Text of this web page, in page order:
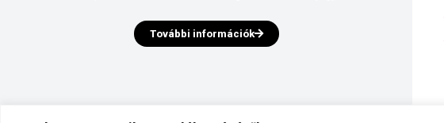
További információk